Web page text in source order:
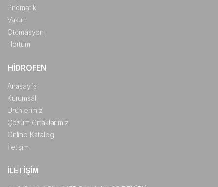
Pnömatik
Vakum
Otomasyon
Hortum
HIDROFEN
Anasayfa
Kurumsal
Ürünlerimiz
Çözüm Ortaklarımız
Online Katalog
İletişim
İLETIŞIM